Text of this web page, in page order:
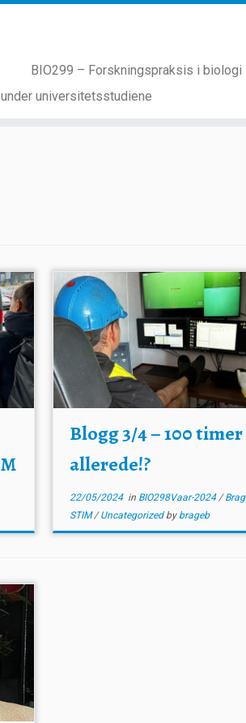
BIO299 – Forskningspraksis i biologi
universitetsstudiene
Blogg 3/4 – 100 timer
allerede!?
22/05/2024in BIO298Vaar-2024/
STIM/Uncategorized by brageb